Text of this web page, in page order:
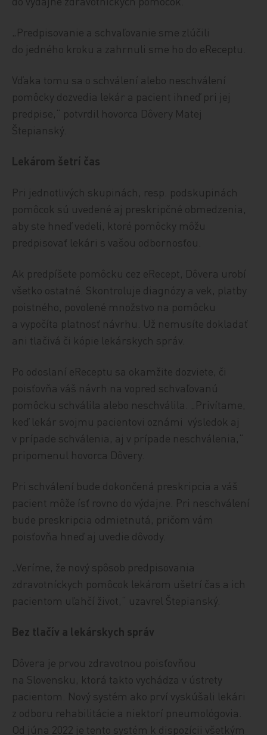
„Predpisovanie a schvaľovanie sme zlúčili
do jedného kroku a zahrnuli sme ho do eReceptu.
Vďaka tomu sa o schválení alebo neschválení
pomôcky dozvedia lekár a pacient ihneď pri jej
predpise,“ potvrdil hovorca Dôvery Matej
Štepianský.
Lekárom šetrí čas
Pri jednotlivých skupinách, resp. podskupinách
pomôcok sú uvedené aj preskripčné obmedzenia,
aby ste hneď vedeli, ktoré pomôcky môžu
predpisovať lekári s vašou odbornosťou.
Ak predpíšete pomôcku cez eRecept, Dôvera urobí
všetko ostatné. Skontroluje diagnózy a vek, platby
poistného, povolené množstvo na pomôcku
a vypočíta platnosť návrhu. Už nemusíte dokladať
ani tlačivá či kópie lekárskych správ.
Po odoslaní eReceptu sa okamžite dozviete, či
poisťovňa váš návrh na vopred schvaľovanú
pomôcku schválila alebo neschválila. „Privítame,
keď lekár svojmu pacientovi oznámi výsledok aj
v prípade schválenia, aj v prípade neschválenia,“
pripomenul hovorca Dôvery.
Pri schválení bude dokončená preskripcia a váš
pacient môže ísť rovno do výdajne. Pri neschválení
bude preskripcia odmietnutá, pričom vám
poisťovňa hneď aj uvedie dôvody.
„Veríme, že nový spôsob predpisovania
zdravotníckych pomôcok lekárom ušetrí čas a ich
pacientom uľahčí život,“ uzavrel Štepianský.
Bez tlačív a lekárskych správ
Dôvera je prvou zdravotnou poisťovňou
na Slovensku, ktorá takto vychádza v ústrety
pacientom. Nový systém ako prví vyskúšali lekári
z odboru rehabilitácie a niektorí pneumológovia.
Od júna 2022 je tento systém k dispozícii všetkým